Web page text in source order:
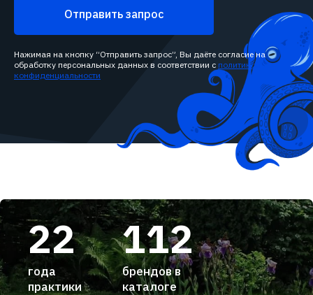
Отправить запрос
Нажимая на кнопку “Отправить запрос”, Вы даёте согласие на
обработку персональных данных в соответствии с политикой
конфиденциальности
22
года
практики
112
брендов в
каталоге